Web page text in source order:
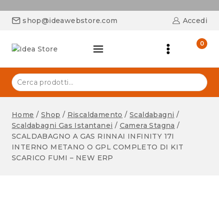
shop@ideawebstore.com Accedi
0
Home / Shop / Riscaldamento / Scaldabagni /
Scaldabagni Gas Istantanei / Camera Stagna /
SCALDABAGNO A GAS RINNAI INFINITY 17I
INTERNO METANO O GPL COMPLETO DI KIT
SCARICO FUMI – NEW ERP